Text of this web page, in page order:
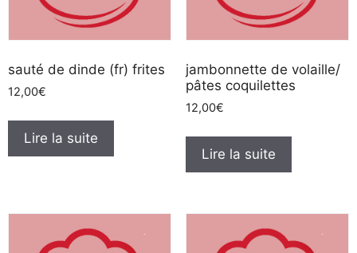
sauté de dinde (fr) frites
12,00€
Lire la suite
jambonnette de volaille/
pâtes coquilettes
12,00€
Lire la suite